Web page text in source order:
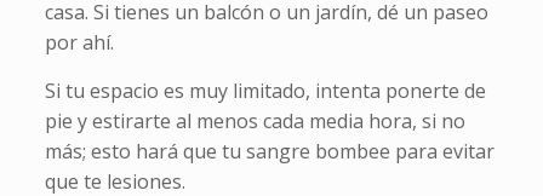
casa. Si tienes un balcón o un jardín, dé un paseo
por ahí.
Si tu espacio es muy limitado, intenta ponerte de
pie y estirarte al menos cada media hora, si no
más; esto hará que tu sangre bombee para evitar
que te lesiones.